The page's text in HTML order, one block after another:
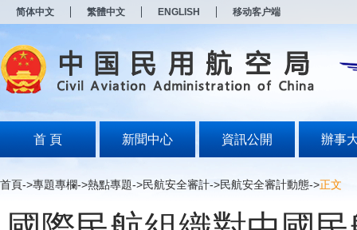
简体中文 繁體中文 ENGLISH 移动客户端
首 頁 新聞中心 資訊公開 辦事
首頁->專題專欄->熱點專題->民航安全審計->民航安全審計動態->正文
打
开
无
障
说
按
Alt